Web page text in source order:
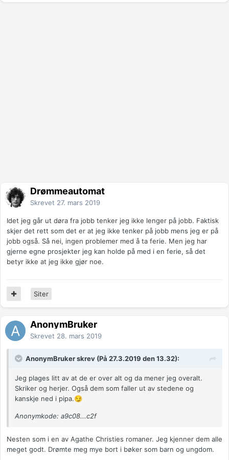
Drømmeautomat
Skrevet 27. mars 2019
Idet jeg går ut døra fra jobb tenker jeg ikke lenger på jobb. Faktisk
skjer det rett som det er at jeg ikke tenker på jobb mens jeg er på
jobb også. Så nei, ingen problemer med å ta ferie. Men jeg har
gjerne egne prosjekter jeg kan holde på med i en ferie, så det
betyr ikke at jeg ikke gjør noe.
Siter
AnonymBruker
Skrevet 28. mars 2019
AnonymBruker skrev (På 27.3.2019 den 13.32):
Jeg plages litt av at de er over alt og da mener jeg overalt.
Skriker og herjer. Også dem som faller ut av stedene og
kanskje ned i pipa.😏
Anonymkode: a9c08...c2f
Nesten som i en av Agathe Christies romaner. Jeg kjenner dem alle
meget godt. Drømte meg mye bort i bøker som barn og ungdom.